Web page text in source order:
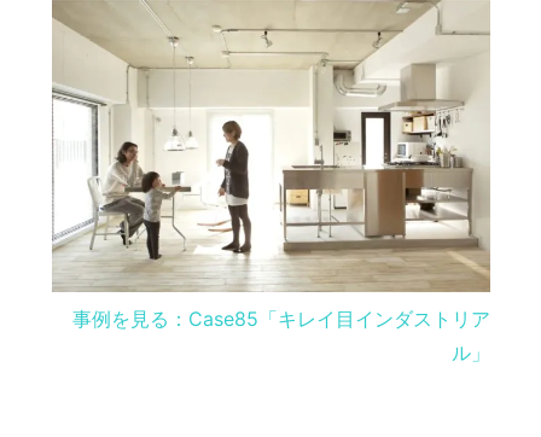
事例を見る：Case85「キレイ目インダストリア
ル」